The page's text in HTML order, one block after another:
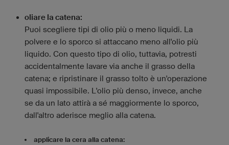
oliare la catena:
Puoi scegliere tipi di olio più o meno liquidi. La
polvere e lo sporco si attaccano meno all'olio più
liquido. Con questo tipo di olio, tuttavia, potresti
accidentalmente lavare via anche il grasso della
catena; e ripristinare il grasso tolto è un'operazione
quasi impossibile. L'olio più denso, invece, anche
se da un lato attirà a sé maggiormente lo sporco,
dall'altro aderisce meglio alla catena.
applicare la cera alla catena: